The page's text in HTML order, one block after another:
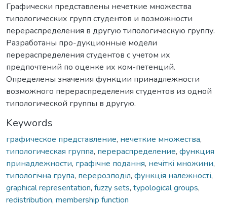
Графически представлены нечеткие множества
типологических групп студентов и возможности
перераспределения в другую типологическую группу.
Разработаны про-дукционные модели
перераспределения студентов с учетом их
предпочтений по оценке их ком-петенций.
Определены значения функции принадлежности
возможного перераспределения студентов из одной
типологической группы в другую.
Keywords
графическое представление, нечеткие множества,
типологическая группа, перераспределение, функция
принадлежности, графічне подання, нечіткі множини,
типологічна група, перерозподіл, функція належності,
graphical representation, fuzzy sets, typological groups,
redistribution, membership function